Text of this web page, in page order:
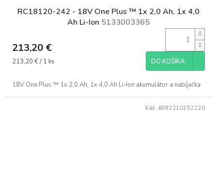
RC18120-242 - 18V One Plus ™ 1x 2,0 Ah, 1x 4,0
Ah Li-Ion 5133003365
213,20 €
Jednotková
213,20 € / 1 ks DO KOŠÍKA
18V One Plus ™ 1x 2,0 Ah, 1x 4,0 Ah Li-Ion akumulátor a nabíjačka
Kód: 4892210152220